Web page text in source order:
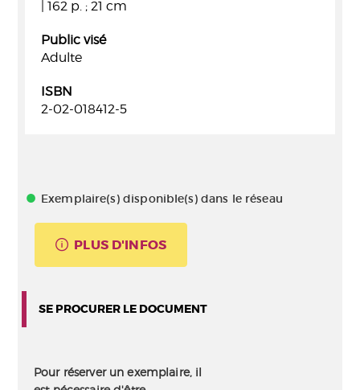
| 162 p. ; 21 cm
Public visé
Adulte
ISBN
2-02-018412-5
Exemplaire(s) disponible(s) dans le réseau
PLUS D'INFOS
SE PROCURER LE DOCUMENT
Pour réserver un exemplaire, il